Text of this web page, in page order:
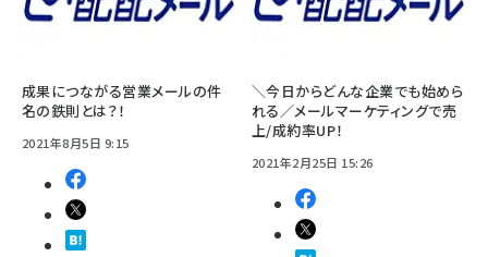
成果につながる営業メールの件
名の鉄則とは？！
2021年8月5日 9:15
＼今日からどんな企業でも始めら
れる／メールマーケティングで売
上/成約率UP！
2021年2月25日 15:26